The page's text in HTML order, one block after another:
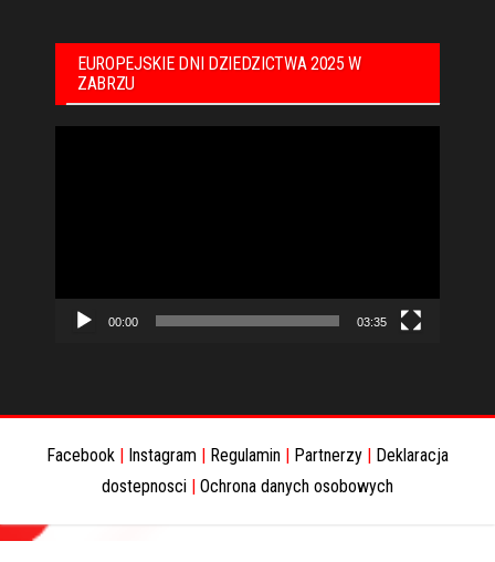
EUROPEJSKIE DNI DZIEDZICTWA 2025 W
ZABRZU
00:00 03:35
Facebook | Instagram | Regulamin | Partnerzy | Deklaracja
dostepnosci | Ochrona danych osobowych